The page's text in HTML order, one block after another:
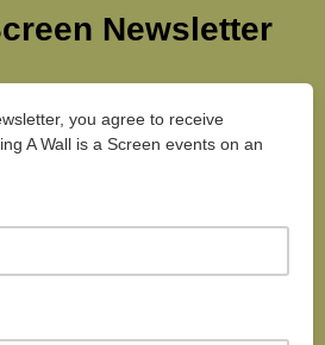
Newsletter
you agree to receive
A Wall is a Screen events on an